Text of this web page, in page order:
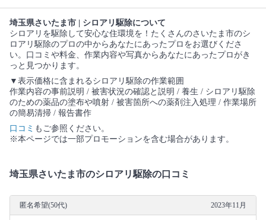
埼玉県さいたま市 | シロアリ駆除について
シロアリを駆除して安心な住環境を！たくさんのさいたま市のシ
ロアリ駆除のプロの中からあなたにあったプロをお選びくださ
い。口コミや料金、作業内容や写真からあなたにあったプロがき
っと見つかります。
▼表示価格に含まれるシロアリ駆除の作業範囲
作業内容の事前説明 / 被害状況の確認と説明 / 養生 / シロアリ駆除
のための薬品の塗布や噴射 / 被害箇所への薬剤注入処理 / 作業場所
の簡易清掃 / 報告書作
口コミ もご参照ください。
※本ページでは一部プロモーションを含む場合があります。
埼玉県さいたま市のシロアリ駆除の口コミ
匿名希望(50代) 2023年11月